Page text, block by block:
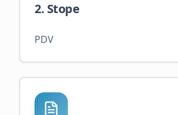
2. Stope
PDV